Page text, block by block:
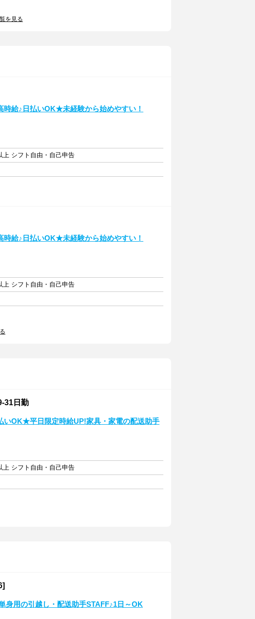
を見る
時給♪日払いOK★未経験から始めやすい！
上 シフト自由・自己申告
時給♪日払いOK★未経験から始めやすい！
上 シフト自由・自己申告
31日勤
いOK★平日限定時給UP!家具・家電の配送助手
上 シフト自由・自己申告
身用の引越し・配送助手STAFF♪1日～OK